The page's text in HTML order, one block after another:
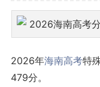
2026年海南高考特
479分。